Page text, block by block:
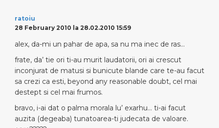
ratoiu
28 February 2010 la 28.02.2010 15:59
alex, da-mi un pahar de apa, sa nu ma inec de ras…
frate, da’ tie ori ti-au murit laudatorii, ori ai crescut
inconjurat de matusi si bunicute blande care te-au facut
sa crezi ca esti, beyond any reasonable doubt, cel mai
destept si cel mai frumos.
bravo, i-ai dat o palma morala lu’ exarhu… ti-ai facut
auzita (degeaba) tunatoarea-ti judecata de valoare.